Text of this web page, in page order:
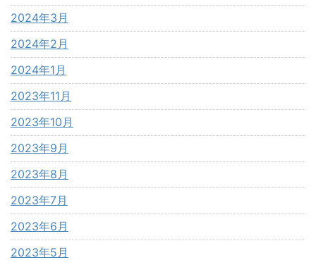
2024年3月
2024年2月
2024年1月
2023年11月
2023年10月
2023年9月
2023年8月
2023年7月
2023年6月
2023年5月